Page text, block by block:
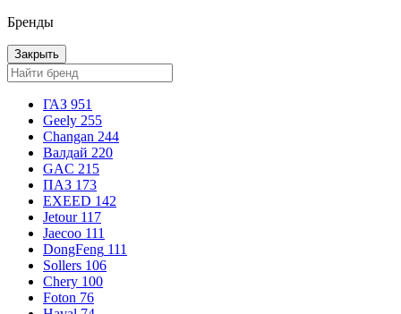
Бренды
Закрыть
ГАЗ 951
Geely 255
Changan 244
Валдай 220
GAC 215
ПАЗ 173
EXEED 142
Jetour 117
Jaecoo 111
DongFeng 111
Sollers 106
Chery 100
Foton 76